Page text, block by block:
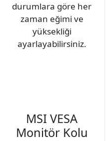
durumlara göre her
zaman eğimi ve
yüksekliği
ayarlayabilirsiniz.
MSI VESA
Monitör Kolu